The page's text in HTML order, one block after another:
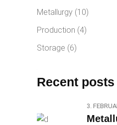
Metallurgy (10)
Production (4)
Storage (6)
Recent posts
3.